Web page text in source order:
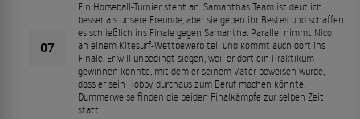
07
Ein Horseball-Turnier steht an. Samanthas Team ist deutlich
besser als unsere Freunde, aber sie geben ihr Bestes und schaffen
es schließlich ins Finale gegen Samantha. Parallel nimmt Nico
an einem Kitesurf-Wettbewerb teil und kommt auch dort ins
Finale. Er will unbedingt siegen, weil er dort ein Praktikum
gewinnen könnte, mit dem er seinem Vater beweisen würde,
dass er sein Hobby durchaus zum Beruf machen könnte.
Dummerweise finden die beiden Finalkämpfe zur selben Zeit
statt!